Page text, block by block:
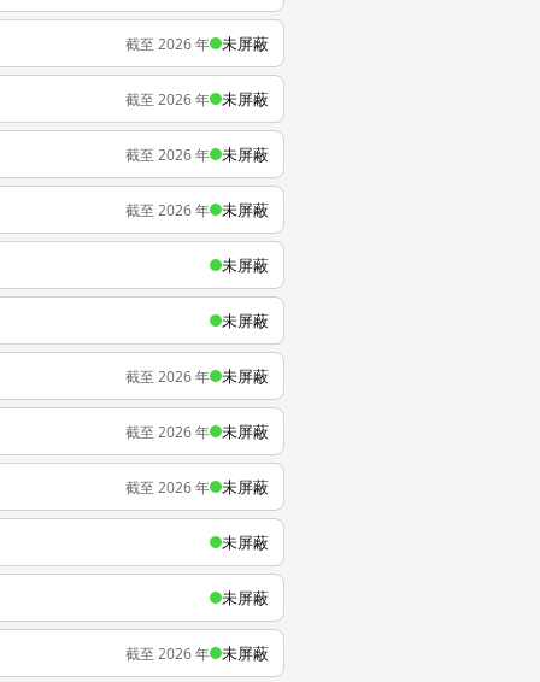
截至 2026 年 未屏蔽
截至 2026 年 未屏蔽
截至 2026 年 未屏蔽
截至 2026 年 未屏蔽
未屏蔽
未屏蔽
截至 2026 年 未屏蔽
截至 2026 年 未屏蔽
截至 2026 年 未屏蔽
未屏蔽
未屏蔽
截至 2026 年 未屏蔽